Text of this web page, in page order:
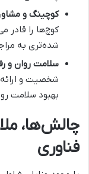
کوچینگ و
کوچ‌ها را قادر
شده‌تری به
سلامت روان و
شخصیت و ارائه
بهبود سلامت
چالش‌ها،
فناوری